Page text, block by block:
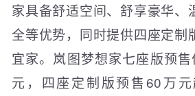
家具备舒适空间、舒享豪华、
全等优势，同时提供四座定制
宜家。岚图梦想家七座版预
元，四座定制版预售60万